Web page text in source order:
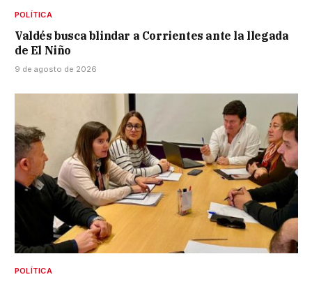
POLÍTICA
Valdés busca blindar a Corrientes ante la llegada
de El Niño
9 de agosto de 2026
POLÍTICA